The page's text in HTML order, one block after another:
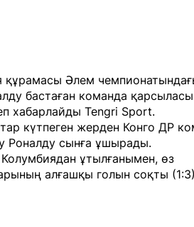
Әлем
бастаған команда қарсыласы
хабарлайды Tengri Sport.
күтпеген жерден Конго ДР
Роналду сынға ұшырады.
Колумбиядан ұтылғанымен, өз
алғашқы голын соқты